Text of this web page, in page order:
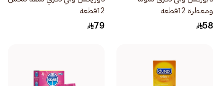
ومعطرة 12قطعة
58
12قطعة
79